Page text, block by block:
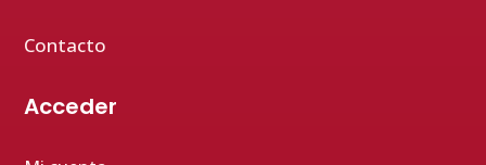
Contacto
Acceder